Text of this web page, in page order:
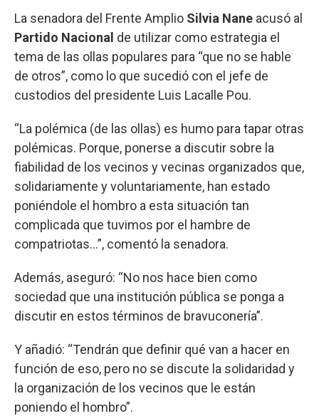
La senadora del Frente Amplio Silvia Nane acusó al
Partido Nacional de utilizar como estrategia el
tema de las ollas populares para “que no se hable
de otros”, como lo que sucedió con el jefe de
custodios del presidente Luis Lacalle Pou.
“La polémica (de las ollas) es humo para tapar otras
polémicas. Porque, ponerse a discutir sobre la
fiabilidad de los vecinos y vecinas organizados que,
solidariamente y voluntariamente, han estado
poniéndole el hombro a esta situación tan
complicada que tuvimos por el hambre de
compatriotas...”, comentó la senadora.
Además, aseguró: “No nos hace bien como
sociedad que una institución pública se ponga a
discutir en estos términos de bravuconería”.
Y añadió: “Tendrán que definir qué van a hacer en
función de eso, pero no se discute la solidaridad y
la organización de los vecinos que le están
poniendo el hombro”.